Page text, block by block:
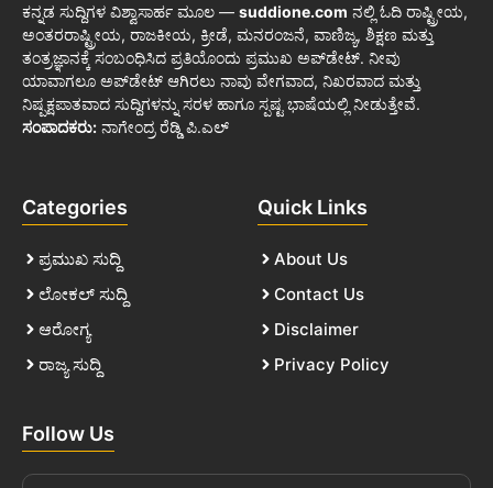
ಕನ್ನಡ ಸುದ್ದಿಗಳ ವಿಶ್ವಾಸಾರ್ಹ ಮೂಲ — suddione.com ನಲ್ಲಿ ಓದಿ ರಾಷ್ಟ್ರೀಯ,
ಅಂತರರಾಷ್ಟ್ರೀಯ, ರಾಜಕೀಯ, ಕ್ರೀಡೆ, ಮನರಂಜನೆ, ವಾಣಿಜ್ಯ, ಶಿಕ್ಷಣ ಮತ್ತು
ತಂತ್ರಜ್ಞಾನಕ್ಕೆ ಸಂಬಂಧಿಸಿದ ಪ್ರತಿಯೊಂದು ಪ್ರಮುಖ ಅಪ್‌ಡೇಟ್. ನೀವು
ಯಾವಾಗಲೂ ಅಪ್‌ಡೇಟ್ ಆಗಿರಲು ನಾವು ವೇಗವಾದ, ನಿಖರವಾದ ಮತ್ತು
ನಿಷ್ಪಕ್ಷಪಾತವಾದ ಸುದ್ದಿಗಳನ್ನು ಸರಳ ಹಾಗೂ ಸ್ಪಷ್ಟ ಭಾಷೆಯಲ್ಲಿ ನೀಡುತ್ತೇವೆ.
ಸಂಪಾದಕರು: ನಾಗೇಂದ್ರ ರೆಡ್ಡಿ ಪಿ.ಎಲ್
Categories
ಪ್ರಮುಖ ಸುದ್ದಿ
ಲೋಕಲ್ ಸುದ್ದಿ
ಆರೋಗ್ಯ
ರಾಜ್ಯ ಸುದ್ದಿ
Quick Links
About Us
Contact Us
Disclaimer
Privacy Policy
Follow Us